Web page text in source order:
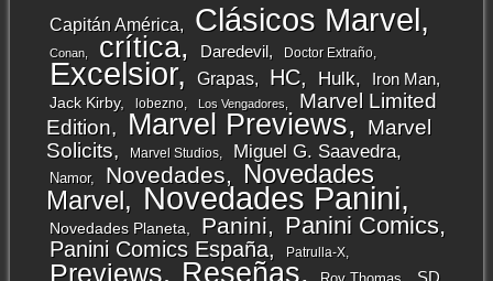
Capitán América Clásicos Marvel
Conan crítica Daredevil Doctor Extraño
Excelsior Grapas HC Hulk Iron Man
Jack Kirby lobezno Los Vengadores
Marvel Limited
Edition
Marvel Previews
Marvel
Solicits
Marvel Studios Miguel G. Saavedra
Namor Novedades
Novedades
Marvel
Novedades Panini
Novedades Planeta Panini Panini Comics
Panini Comics España Patrulla-X
Previews Reseñas